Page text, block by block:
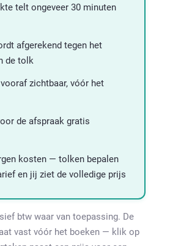
telt ongeveer 30 minuten
afgerekend tegen het
de tolk
zichtbaar, vóór het
de afspraak gratis
kosten — tolken bepalen
en jij ziet de volledige prijs
btw waar van toepassing. De
vast vóór het boeken — klik op